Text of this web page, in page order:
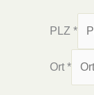
PLZ *
Ort *